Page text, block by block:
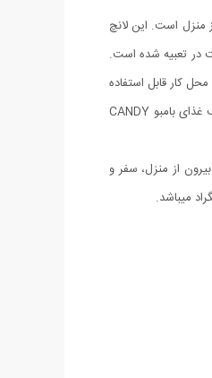
منزل است. این لانچ
در تعبیه شده است.
کار قابل استفاده
است. قابل استفاده برای غذا های سرد و گرم می باشد. همچنین برای حمل و نگهداری شیر خشک، تنقلات کودک، خوراکی های مختلف، میوه مایعات نانند سوپ و … قابل استفاده است. ظرف غذای بامبو CANDY
از منزل، سفر و